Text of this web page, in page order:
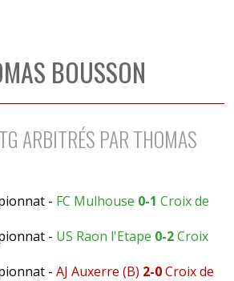
BOUSSON
ARBITRÉS PAR THOMAS
- FC Mulhouse 0-1 Croix de
- US Raon l'Etape 0-2Croix
- AJ Auxerre (B) 2-0Croix de